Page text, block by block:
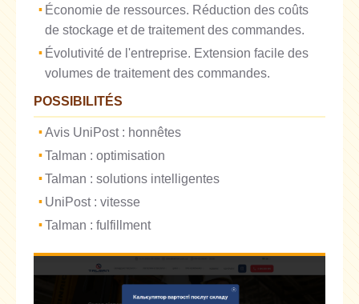
Économie de ressources. Réduction des coûts
de stockage et de traitement des commandes.
Évolutivité de l'entreprise. Extension facile des
volumes de traitement des commandes.
POSSIBILITÉS
Avis UniPost : honnêtes
Talman : optimisation
Talman : solutions intelligentes
UniPost : vitesse
Talman : fulfillment